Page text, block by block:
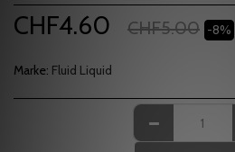
CHF4.60 CHF5.00 -8%
Marke: Fluid Liquid